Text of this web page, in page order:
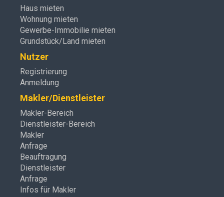
Haus mieten
Wohnung mieten
Gewerbe-Immobilie mieten
Grundstück/Land mieten
Nutzer
Registrierung
Anmeldung
Makler/Dienstleister
Makler-Bereich
Dienstleister-Bereich
Makler
Anfrage
Beauftragung
Dienstleister
Anfrage
Infos für Makler